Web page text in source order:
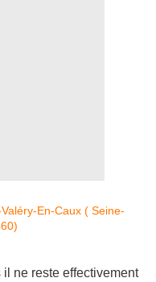
ne reste effectivement